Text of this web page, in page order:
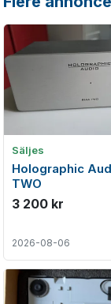
Säljes
Holographic
TWO
3 200 kr
2026-08-06